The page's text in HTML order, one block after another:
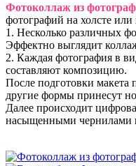
Фотоколлаж из
фотографий на холсте
1. Несколько различных
Эффектно выглядит
2. Каждая фотография в
составляют композицию.
После подготовки макета
другие формы принесут
Далее происходит
насыщенными чернилами